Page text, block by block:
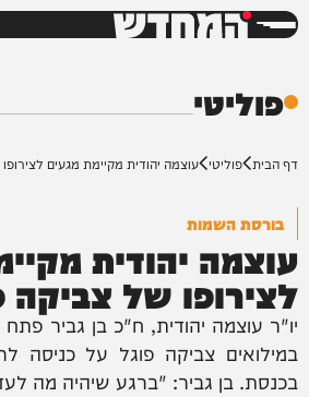
המחדש
פוליטי
דף הבית פוליטי עוצמה יהודית מקיימת מגעים
בורסת השמות
עוצמה יהודית
לצירופו של צביקה
יו"ר עוצמה יהודית, ח"כ בן גביר
במילואים צביקה פוגל על כניסה
בכנסת. בן גביר: "ברגע שיהיה מה